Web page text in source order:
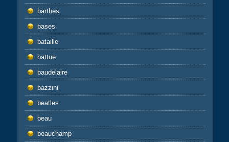
barthes
bases
bataille
battue
baudelaire
bazzini
beatles
beau
beauchamp